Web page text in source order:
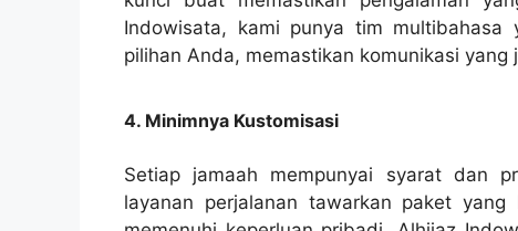
Indowisata, kami punya tim multibahasa
pilihan Anda, memastikan komunikasi
4. Minimnya Kustomisasi
Setiap jamaah mempunyai syarat dan
layanan perjalanan tawarkan paket